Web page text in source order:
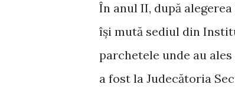
În anul II, după
își mută sediul din
parchetele unde au
a fost la Judecătoria